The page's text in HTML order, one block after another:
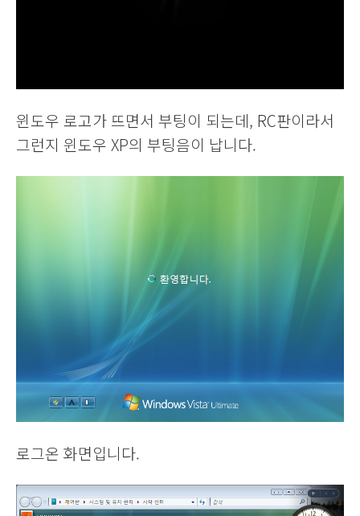
윈도우 로고가 뜨면서 부팅이 되는데, RC판이라서
그런지 윈도우 XP의 부팅음이 납니다.
로그온 화면입니다.